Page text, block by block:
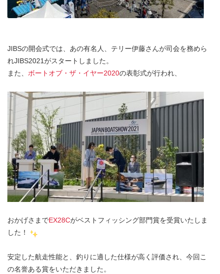
JIBSの開会式では、あの有名人、テリー伊藤さんが司会を務めら
れJIBS2021がスタートしました。
また、 ボートオブ・ザ・イヤー2020の表彰式が行われ、
おかげさまでEX28Cがベストフィッシング部門賞を受賞いたしま
した！
安定した航走性能と、釣りに適した仕様が高く評価され、今回こ
の名誉ある賞をいただきました。